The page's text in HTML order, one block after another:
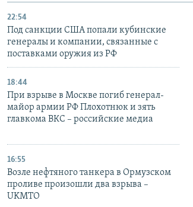
22:54
Под санкции США попали кубинские
генералы и компании, связанные с
поставками оружия из РФ
18:44
При взрыве в Москве погиб генерал-
майор армии РФ Плохотнюк и зять
главкома ВКС – российские медиа
16:55
Возле нефтяного танкера в Ормузском
проливе произошли два взрыва –
UKMTO